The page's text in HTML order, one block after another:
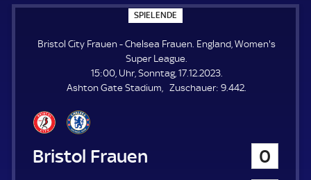
SPIELENDE
P
E
E
N
E
Bristol City Frauen - Chelsea Frauen. England, Women's
Super League.
15:00, Uhr, Sonntag, 17.12.2023.
Ashton Gate Stadium
Zuschauer: Z
9.442.
Bristol City Frauen
0